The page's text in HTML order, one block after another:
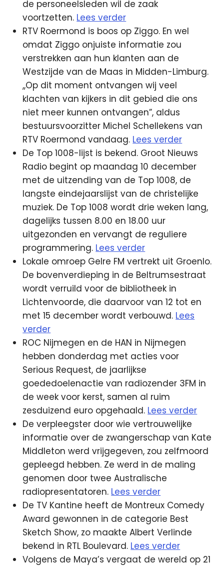
de personeelsleden wil de zaak
voortzetten. Lees verder
RTV Roermond is boos op Ziggo. En wel
omdat Ziggo onjuiste informatie zou
verstrekken aan hun klanten aan de
Westzijde van de Maas in Midden-Limburg.
,,Op dit moment ontvangen wij veel
klachten van kijkers in dit gebied die ons
niet meer kunnen ontvangen”, aldus
bestuursvoorzitter Michel Schellekens van
RTV Roermond vandaag. Lees verder
De Top 1008-lijst is bekend. Groot Nieuws
Radio begint op maandag 10 december
met de uitzending van de Top 1008, de
langste eindejaarslijst van de christelijke
muziek. De Top 1008 wordt drie weken lang,
dagelijks tussen 8.00 en 18.00 uur
uitgezonden en vervangt de reguliere
programmering. Lees verder
Lokale omroep Gelre FM vertrekt uit Groenlo.
De bovenverdieping in de Beltrumsestraat
wordt verruild voor de bibliotheek in
Lichtenvoorde, die daarvoor van 12 tot en
met 15 december wordt verbouwd. Lees
verder
ROC Nijmegen en de HAN in Nijmegen
hebben donderdag met acties voor
Serious Request, de jaarlijkse
goededoelenactie van radiozender 3FM in
de week voor kerst, samen al ruim
zesduizend euro opgehaald. Lees verder
De verpleegster door wie vertrouwelijke
informatie over de zwangerschap van Kate
Middleton werd vrijgegeven, zou zelfmoord
gepleegd hebben. Ze werd in de maling
genomen door twee Australische
radiopresentatoren. Lees verder
De TV Kantine heeft de Montreux Comedy
Award gewonnen in de categorie Best
Sketch Show, zo maakte Albert Verlinde
bekend in RTL Boulevard. Lees verder
Volgens de Maya’s vergaat de wereld op 21